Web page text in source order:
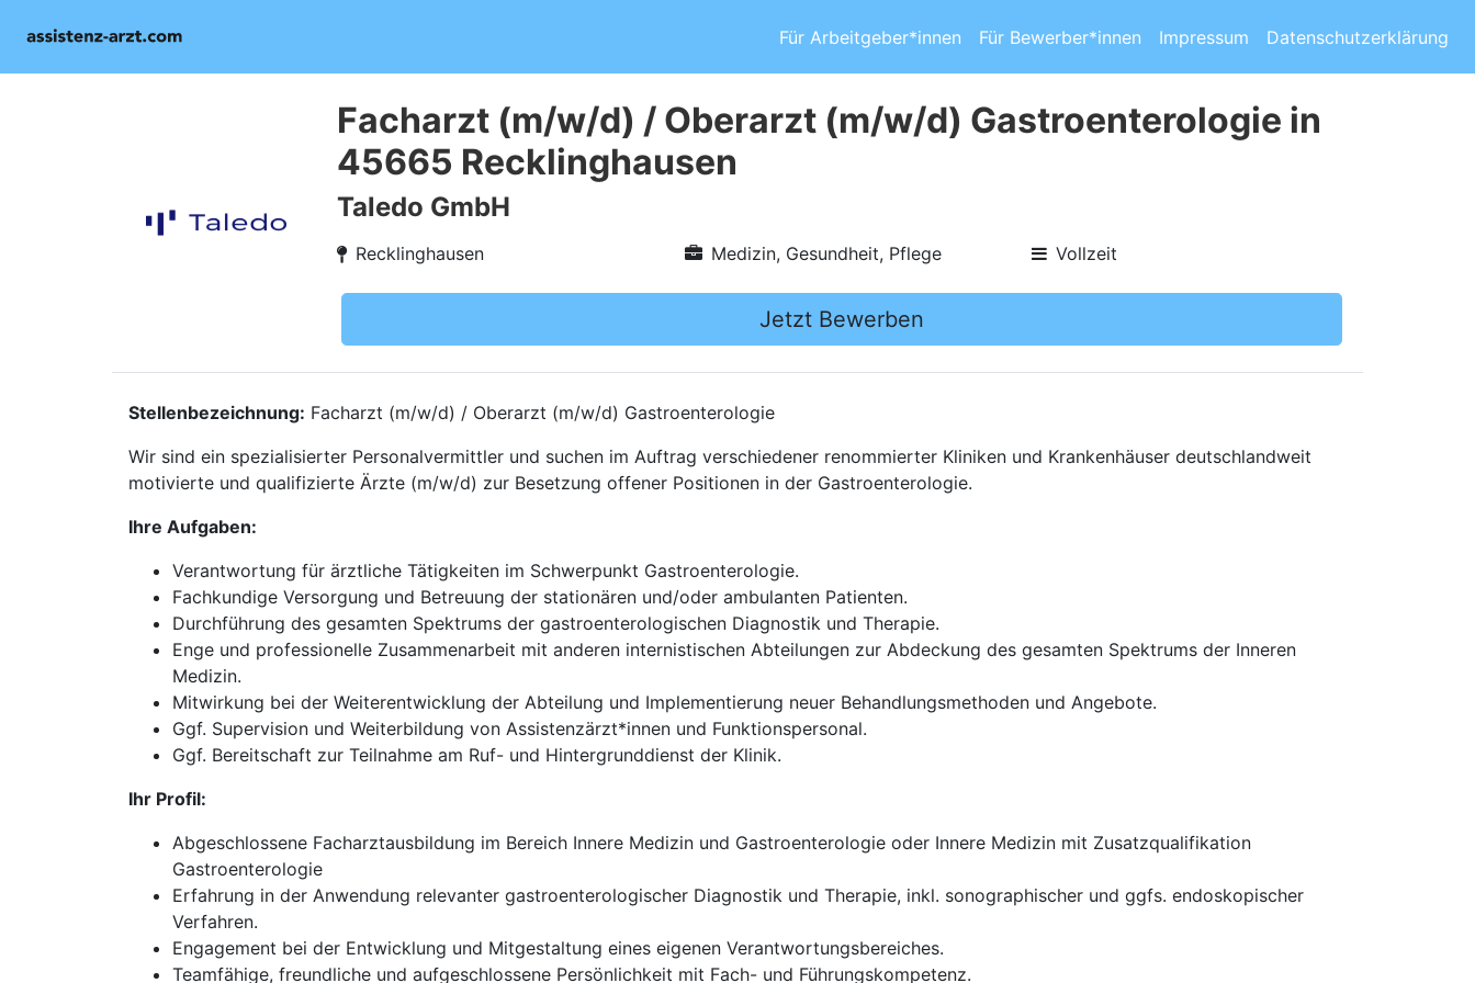
Für Arbeitgeber*innen Für Bewerber*innen Impressum Datenschutzerklärung
Facharzt (m/w/d) / Oberarzt (m/w/d) Gastroenterologie in
45665 Recklinghausen
Taledo GmbH
Recklinghausen Medizin, Gesundheit, Pflege Vollzeit
Jetzt Bewerben
Stellenbezeichnung: Facharzt (m/w/d) / Oberarzt (m/w/d) Gastroenterologie
Wir sind ein spezialisierter Personalvermittler und suchen im Auftrag verschiedener renommierter Kliniken und Krankenhäuser deutschlandweit
motivierte und qualifizierte Ärzte (m/w/d) zur Besetzung offener Positionen in der Gastroenterologie.
Ihre Aufgaben:
Verantwortung für ärztliche Tätigkeiten im Schwerpunkt Gastroenterologie.
Fachkundige Versorgung und Betreuung der stationären und/oder ambulanten Patienten.
Durchführung des gesamten Spektrums der gastroenterologischen Diagnostik und Therapie.
Enge und professionelle Zusammenarbeit mit anderen internistischen Abteilungen zur Abdeckung des gesamten Spektrums der Inneren
Medizin.
Mitwirkung bei der Weiterentwicklung der Abteilung und Implementierung neuer Behandlungsmethoden und Angebote.
Ggf. Supervision und Weiterbildung von Assistenzärzt*innen und Funktionspersonal.
Ggf. Bereitschaft zur Teilnahme am Ruf- und Hintergrunddienst der Klinik.
Ihr Profil:
Abgeschlossene Facharztausbildung im Bereich Innere Medizin und Gastroenterologie oder Innere Medizin mit Zusatzqualifikation
Gastroenterologie
Erfahrung in der Anwendung relevanter gastroenterologischer Diagnostik und Therapie, inkl. sonographischer und ggfs. endoskopischer
Verfahren.
Engagement bei der Entwicklung und Mitgestaltung eines eigenen Verantwortungsbereiches.
Teamfähige, freundliche und aufgeschlossene Persönlichkeit mit Fach- und Führungskompetenz.